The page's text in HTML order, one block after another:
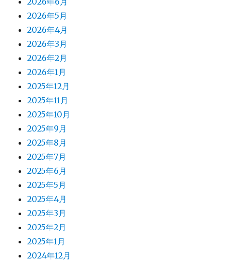
2026年5月
2026年4月
2026年3月
2026年2月
2026年1月
2025年12月
2025年11月
2025年10月
2025年9月
2025年8月
2025年7月
2025年6月
2025年5月
2025年4月
2025年3月
2025年2月
2025年1月
2024年12月